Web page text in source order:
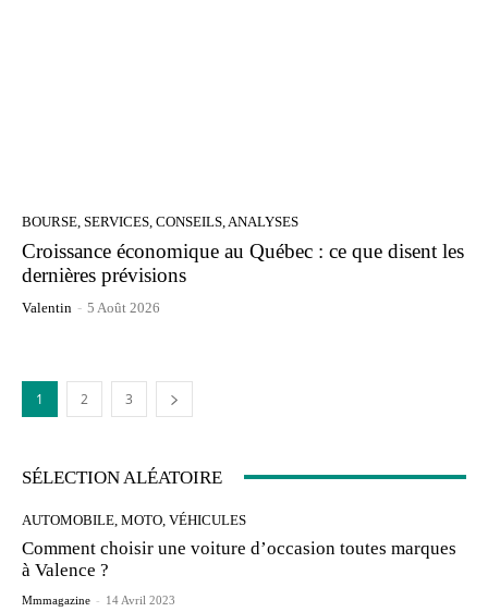
BOURSE, SERVICES, CONSEILS, ANALYSES
Croissance économique au Québec : ce que disent les
dernières prévisions
Valentin - 5 Août 2026
1 2 3
SÉLECTION ALÉATOIRE
AUTOMOBILE, MOTO, VÉHICULES
Comment choisir une voiture d’occasion toutes marques
à Valence ?
Mmmagazine - 14 Avril 2023